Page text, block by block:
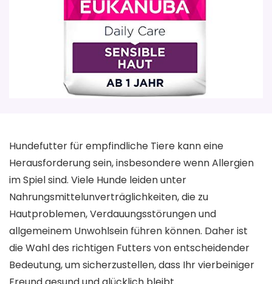
Hundefutter für empfindliche Tiere kann eine
Herausforderung sein, insbesondere wenn Allergien
im Spiel sind. Viele Hunde leiden unter
Nahrungsmittelunverträglichkeiten, die zu
Hautproblemen, Verdauungsstörungen und
allgemeinem Unwohlsein führen können. Daher ist
die Wahl des richtigen Futters von entscheidender
Bedeutung, um sicherzustellen, dass Ihr vierbeiniger